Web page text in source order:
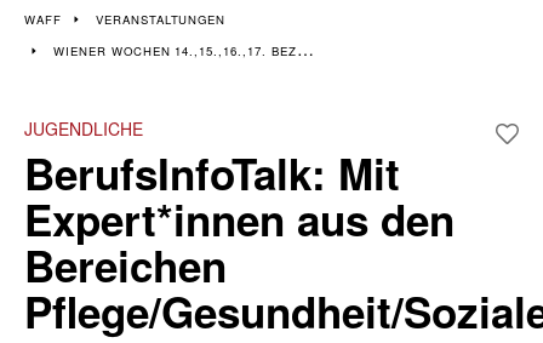
Veranstaltungen im 14.,
Wiener Wochen für Beruf und Weiterbildung I 8. April - 19. April
WAFF
VERANSTALTUNGEN
WIENER WOCHEN 14.,15.,16.,17. BEZIRK
JUGENDLICHE
BerufsInfoTalk: Mit
Expert*innen aus den
Bereichen
Pflege/Gesundheit/